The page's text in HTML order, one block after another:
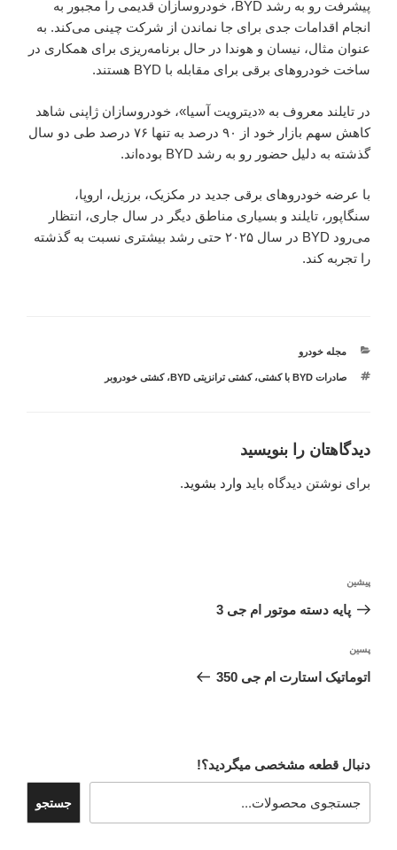
پیشرفت رو به رشد BYD، خودروسازان قدیمی را مجبور به
انجام اقدامات جدی برای جا نماندن از شرکت چینی می‌کند. به
عنوان مثال، نیسان و هوندا در حال برنامه‌ریزی برای همکاری در
ساخت خودرو‌های برقی برای مقابله با BYD هستند.
در تایلند معروف به «دیترویت آسیا»، خودروسازان ژاپنی شاهد
کاهش سهم بازار خود از ۹۰ درصد به تنها ۷۶ درصد طی دو سال
گذشته به دلیل حضور رو به رشد BYD بوده‌اند.
با عرضه خودرو‌های برقی جدید در مکزیک، برزیل، اروپا،
سنگاپور، تایلند و بسیاری مناطق دیگر در سال جاری، انتظار
می‌رود BYD در سال ۲۰۲۵ حتی رشد بیشتری نسبت به گذشته
را تجربه کند.
دسته‌ها
مجله خودرو
برچسب‌ها
صادرات BYD با کشتی ،کشتی ترانزیتی BYD ،کشتی خودروبر
دیدگاهتان را بنویسید
برای نوشتن دیدگاه باید وارد بشوید.
نوشته
قبلی
پیشین
پایه دسته موتور ام جی 3
نوشته‌ٔ
بعدی
پسین
اتوماتیک استارت ام جی 350
دنبال قطعه مشخصی میگردید؟!
جستجو